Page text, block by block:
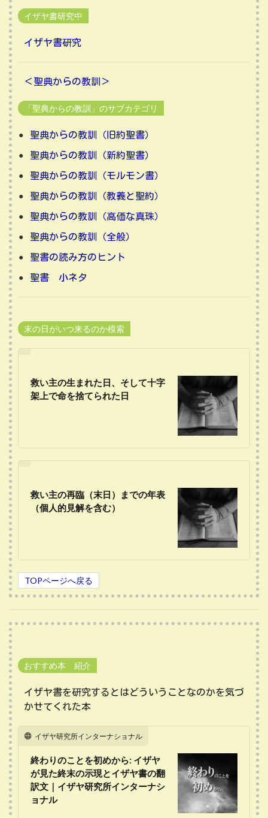
イザヤ書研究中
イザヤ書研究
＜聖典からの教訓＞
「聖典からの教訓」のサブカテゴリ
聖典からの教訓（旧約聖書）
聖典からの教訓（新約聖書）
聖典からの教訓（モルモン書）
聖典からの教訓（教義と聖約）
聖典からの教訓（高価な真珠）
聖典からの教訓（全般）
聖書の読み方のヒント
聖書 小ネタ
末の日がいつ来るのか模索
救い主の生まれた日、そして十字
架上で命を捨てられた日
救い主の再臨（末日）までの年表
（個人的見解を含む）
TOPページへ戻る
おすすめ本 紹介
イザヤ書を研究するとはどういうことなのかを気づ
かせてくれた本
イザヤ研究所インターナショナル
終わりのことを初めから: イザヤ
が見た終末の示現とイザヤ書の翻
訳文｜イザヤ研究所インターナシ
ョナル